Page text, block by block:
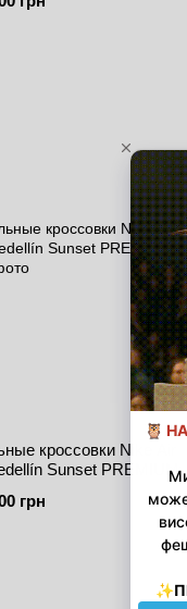
кроссовки Nike Air
Sunset PREMIUM
грн